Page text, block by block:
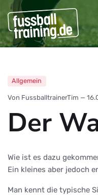
Allgemein
Von FussballtrainerTim —
Der
Wie ist es dazu
Ein kleines aber jedoch
Man kennt die typische